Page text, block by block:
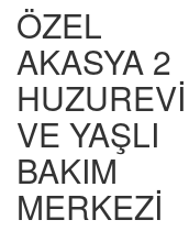
ÖZEL
AKASYA 2
HUZUREVİ
VE YAŞLI
BAKIM
MERKEZİ